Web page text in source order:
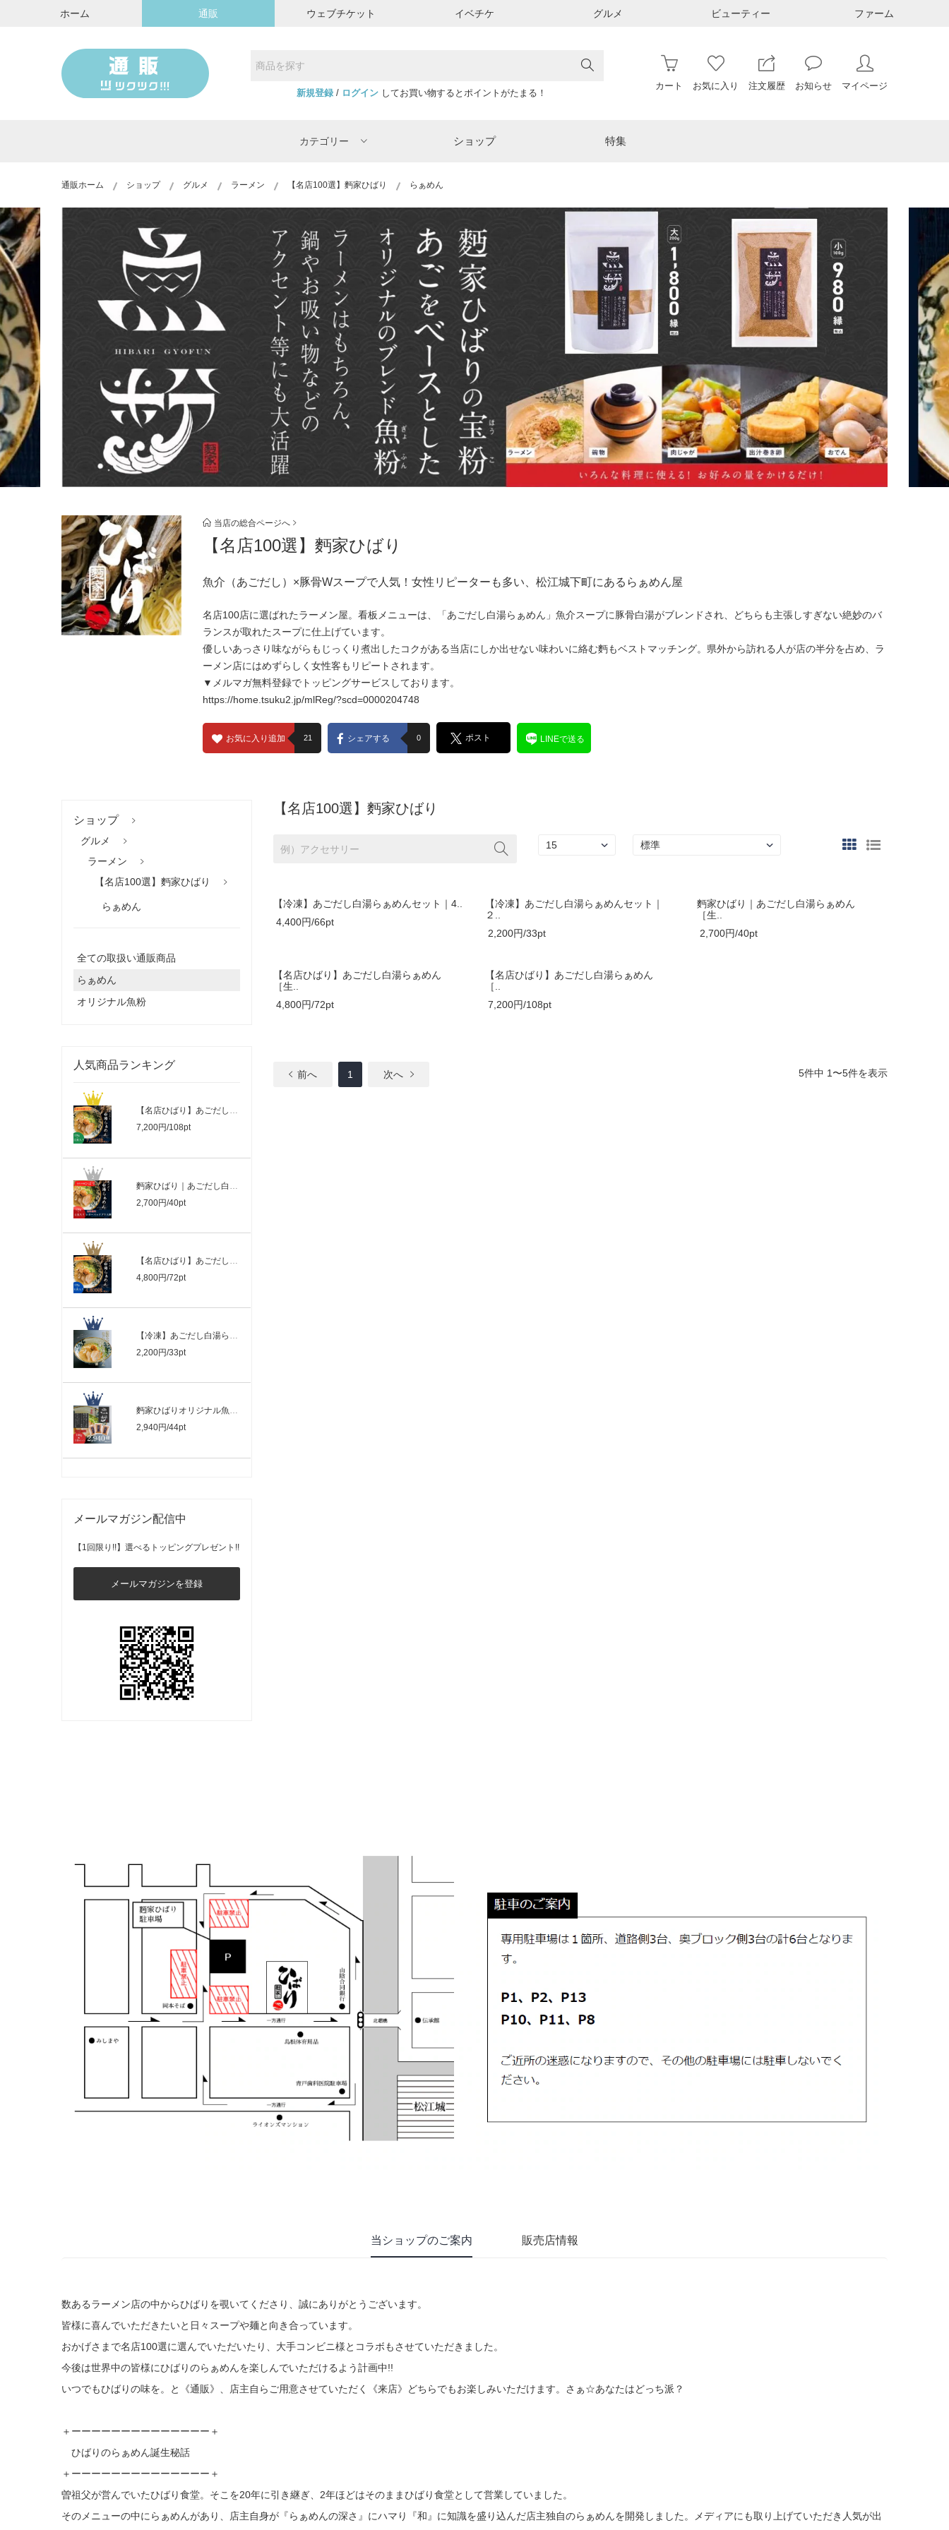
ホーム 通販 ウェブチケット イベチケ グルメ ビューティー ファーム
新規登録/ ログインしてお買い物するとポイントがたまる！
カート お気に入り 注文履歴 お知らせ マイページ
カテゴリー ショップ 特集
通販ホーム ショップ グルメ ラーメン 【名店100選】麪家ひばり らぁめん
当店の総合ページへ
【名店100選】麪家ひばり
魚介（あごだし）×豚骨Wスープで人気！女性リピーターも多い、松江城下町にあるらぁめん屋
名店100店に選ばれたラーメン屋。看板メニューは、「あごだし白湯らぁめん」魚介スープに豚骨白湯がブレンドされ、どちらも主張しすぎない絶妙のバ
ランスが取れたスープに仕上げています。
優しいあっさり味ながらもじっくり煮出したコクがある当店にしか出せない味わいに絡む麪もベストマッチング。県外から訪れる人が店の半分を占め、ラ
ーメン店にはめずらしく女性客もリピートされます。
▼メルマガ無料登録でトッピングサービスしております。
https://home.tsuku2.jp/mlReg/?scd=0000204748
お気に入り追加 21 シェアする 0 ポスト LINEで送る
ショップ
グルメ
ラーメン
【名店100選】麪家ひばり
らぁめん
全ての取扱い通販商品
らぁめん
オリジナル魚粉
人気商品ランキング
【名店ひばり】あごだし白湯らぁめん ［..
7,200円/108pt
2,700円/40pt
4,800円/72pt
【冷凍】あごだし白湯らぁめんセット｜２..
2,200円/33pt
麪家ひばりオリジナル魚粉：100g×３
2,940円/44pt
メールマガジン配信中
【1回限り!!】選べるトッピングプレゼント!!
メールマガジンを登録
【名店100選】麪家ひばり
【冷凍】あごだし白湯らぁめんセット｜4..
4,400円/66pt
【冷凍】あごだし白湯らぁめんセット｜
２..
2,200円/33pt
麪家ひばり｜あごだし白湯らぁめん
［生..
2,700円/40pt
【名店ひばり】あごだし白湯らぁめん
［生..
4,800円/72pt
【名店ひばり】あごだし白湯らぁめん
［..
7,200円/108pt
前へ 1 次へ 5件中 1〜5件を表示
当ショップのご案内 販売店情報
数あるラーメン店の中からひばりを覗いてくださり、誠にありがとうございます。
皆様に喜んでいただきたいと日々スープや麺と向き合っています。
おかげさまで名店100選に選んでいただいたり、大手コンビニ様とコラボもさせていただきました。
今後は世界中の皆様にひばりのらぁめんを楽しんでいただけるよう計画中!!
いつでもひばりの味を。と《通販》、店主自らご用意させていただく《来店》どちらでもお楽しみいただけます。さぁ☆あなたはどっち派？
＋ーーーーーーーーーーーーーー＋
ひばりのらぁめん誕生秘話
＋ーーーーーーーーーーーーーー＋
曽祖父が営んでいたひばり食堂。そこを20年に引き継ぎ、2年ほどはそのままひばり食堂として営業していました。
そのメニューの中にらぁめんがあり、店主自身が『らぁめんの深さ』にハマり『和』に知識を盛り込んだ店主独自のらぁめんを開発しました。メディアにも取り上げていただき人気が出